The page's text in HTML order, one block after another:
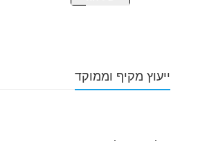
ייעוץ מקיף וממוקד